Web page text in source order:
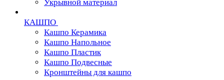
Укрывной материал
КАШПО
Кашпо Керамика
Кашпо Напольное
Кашпо Пластик
Кашпо Подвесные
Кронштейны для кашпо